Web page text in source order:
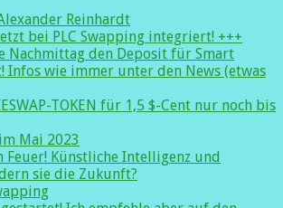
Reinhardt
bei PLC Swapping integriert! +++
Nachmittag den Deposit für Smart
Infos wie immer unter den News (etwas
TOKEN für 1,5 $-Cent nur noch bis
Mai 2023
Feuer! Künstliche Intelligenz und
sie die Zukunft?